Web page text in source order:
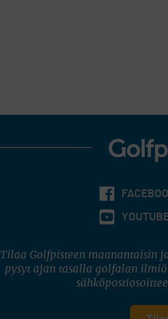
Tilaa Golfpisteen maanantaisin
pysyt ajan tasalla golfalan